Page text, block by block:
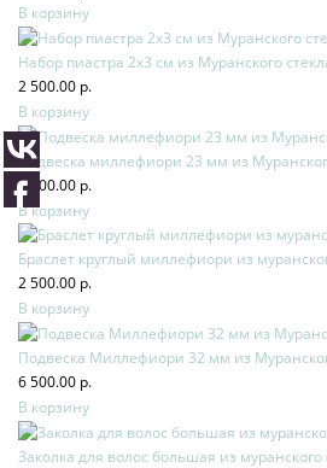
В корзину
Набор пиастра 2х3 см из Муранского
2 500.00 р.
В корзину
Подвеска миллефиори 23 мм из
4 500.00 р.
В корзину
Браслет круглый миллефиори из
2 500.00 р.
В корзину
Подвеска Миллефиори 32 мм из
6 500.00 р.
В корзину
Заколка для волос большая из муранского